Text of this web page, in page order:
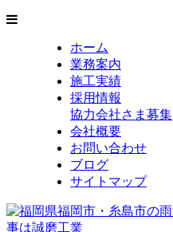
ホーム
業務案内
施工実績
採用情報
協力会社さま募集
会社概要
お問い合わせ
ブログ
サイトマップ